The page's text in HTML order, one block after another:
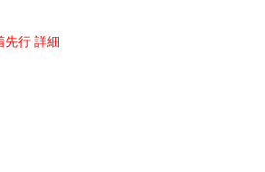
先行 詳細